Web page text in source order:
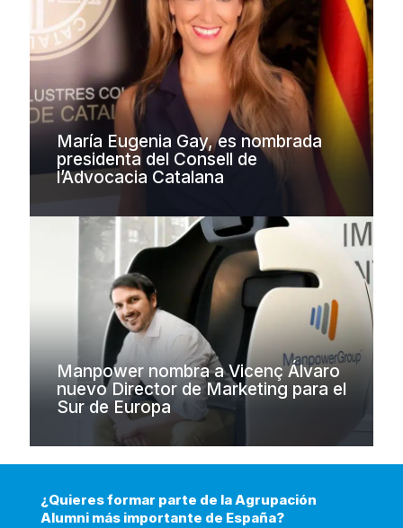
María Eugenia Gay, es nombrada
presidenta del Consell de
l’Advocacia Catalana
Manpower nombra a Vicenç Álvaro
nuevo Director de Marketing para el
Sur de Europa
¿Quieres formar parte de la Agrupación
Alumni más importante de España?